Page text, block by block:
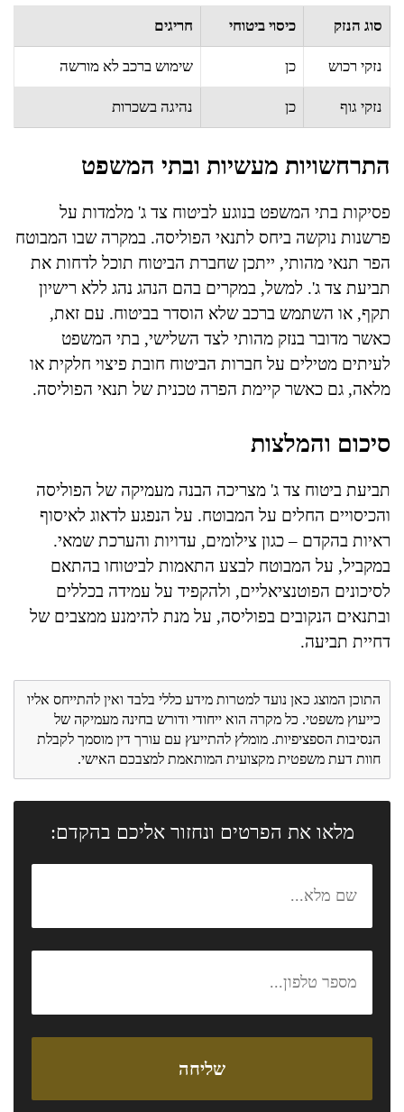
סוג הנזק כיסוי ביטוחי חריגים
נזקי רכוש כן שימוש ברכב לא מורשה
נזקי גוף כן נהיגה בשכרות
התרחשויות מעשיות ובתי המשפט
פסיקות בתי המשפט בנוגע לביטוח צד ג' מלמדות על
פרשנות נוקשה ביחס לתנאי הפוליסה. במקרה שבו המבוטח
הפר תנאי מהותי, ייתכן שחברת הביטוח תוכל לדחות את
תביעת צד ג'. למשל, במקרים בהם הנהג נהג ללא רישיון
תקף, או השתמש ברכב שלא הוסדר בביטוח. עם זאת,
כאשר מדובר בנזק מהותי לצד השלישי, בתי המשפט
לעיתים מטילים על חברות הביטוח חובת פיצוי חלקית או
מלאה, גם כאשר קיימת הפרה טכנית של תנאי הפוליסה.
סיכום והמלצות
תביעת ביטוח צד ג' מצריכה הבנה מעמיקה של הפוליסה
והכיסויים החלים על המבוטח. על הנפגע לדאוג לאיסוף
ראיות בהקדם – כגון צילומים, עדויות והערכת שמאי.
במקביל, על המבוטח לבצע התאמות לביטוחו בהתאם
לסיכונים הפוטנציאליים, ולהקפיד על עמידה בכללים
ובתנאים הנקובים בפוליסה, על מנת להימנע ממצבים של
דחיית תביעה.
התוכן המוצג כאן נועד למטרות מידע כללי בלבד ואין להתייחס אליו
כייעוץ משפטי. כל מקרה הוא ייחודי ודורש בחינה מעמיקה של
הנסיבות הספציפיות. מומלץ להתייעץ עם עורך דין מוסמך לקבלת
חוות דעת משפטית מקצועית המותאמת למצבכם האישי.
מלאו את הפרטים ונחזור אליכם בהקדם: